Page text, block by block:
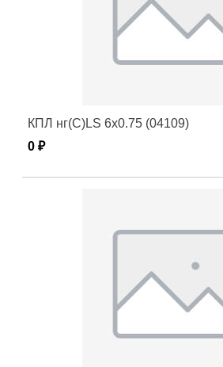
КПЛ нг(С)LS 6х0.75 (04109)
0 ₽